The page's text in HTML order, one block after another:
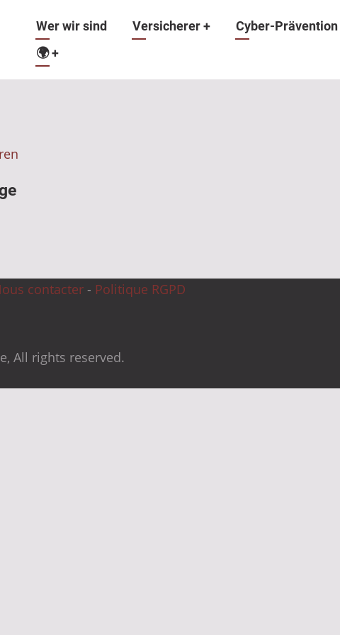
Hauptnavigation
Wer wir sind Versicherer+ Cyber-
🌍+
contacter - Politique RGPD
All rights reserved.